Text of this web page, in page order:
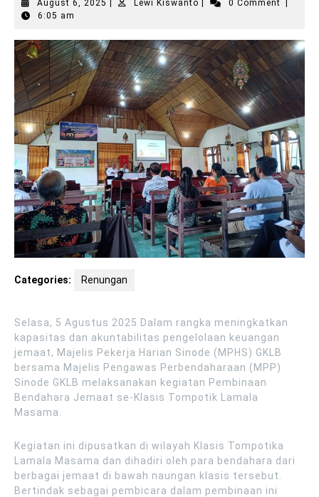
August 6, 2025 AugustLewi KiswantoLewi
0 Comment
6:05 am
Categories: Renungan
Selasa, 5 Agustus 2025 Dalam rangka meningkatkan
kapasitas dan akuntabilitas pengelolaan keuangan
jemaat, Majelis Pekerja Harian Sinode (MPHS) GKLB
bersama Majelis Pengawas Perbendaharaan (MPP)
Sinode GKLB melaksanakan kegiatan Pembinaan
Bendahara Jemaat se-Klasis Tompotik Lamala
Masama.
Kegiatan ini dipusatkan di wilayah Klasis Tompotika
Lamala Masama dan dihadiri oleh para bendahara dari
berbagai jemaat di bawah naungan klasis tersebut.
Bertindak sebagai pembicara dalam pembinaan ini